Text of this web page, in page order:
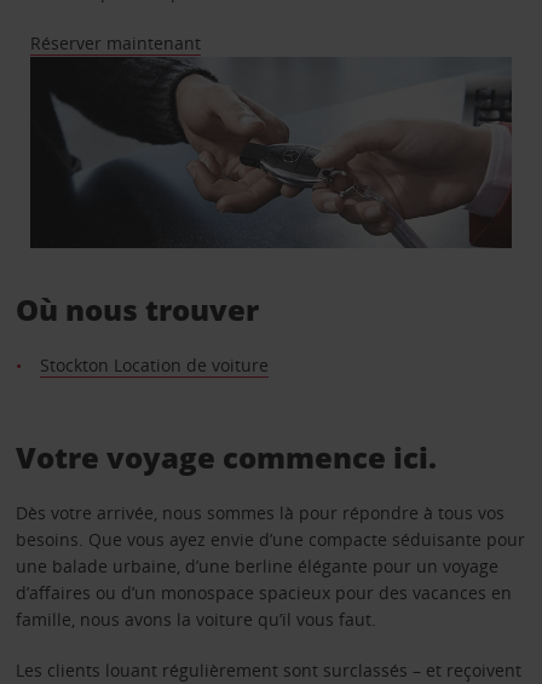
Réserver maintenant
Où nous trouver
Stockton Location de voiture
Votre voyage commence ici.
Dès votre arrivée, nous sommes là pour répondre à tous vos
besoins. Que vous ayez envie d’une compacte séduisante pour
une balade urbaine, d’une berline élégante pour un voyage
d’affaires ou d’un monospace spacieux pour des vacances en
famille, nous avons la voiture qu’il vous faut.
Les clients louant régulièrement sont surclassés – et reçoivent